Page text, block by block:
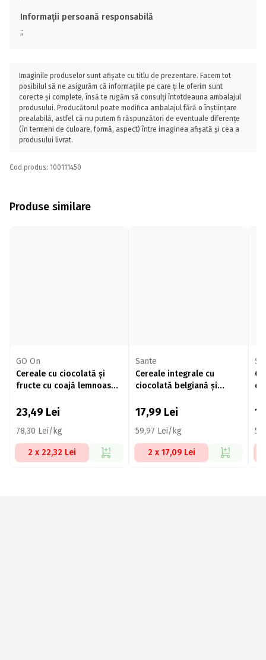
Informații persoană responsabilă
;;
Imaginile produselor sunt afișate cu titlu de prezentare. Facem tot
posibilul să ne asigurăm că informațiile pe care ți le oferim sunt
corecte și complete, însă te rugăm să consulți întotdeauna ambalajul
produsului. Producătorul poate modifica ambalajul fără o înștiințare
prealabilă, astfel că nu putem fi răspunzători de eventuale diferențe
(în termeni de culoare, formă, aspect) între imaginea afișată și cea a
produsului livrat.
Cod produs: 100111450
Produse similare
GO On
Cereale cu ciocolată și
fructe cu coajă lemnoasă
23,49 Lei
78,30 Lei/kg
2 x 22,32 Lei
Sante
Cereale integrale cu
ciocolată belgiană și
17,99 Lei
59,97 Lei/kg
2 x 17,09 Lei